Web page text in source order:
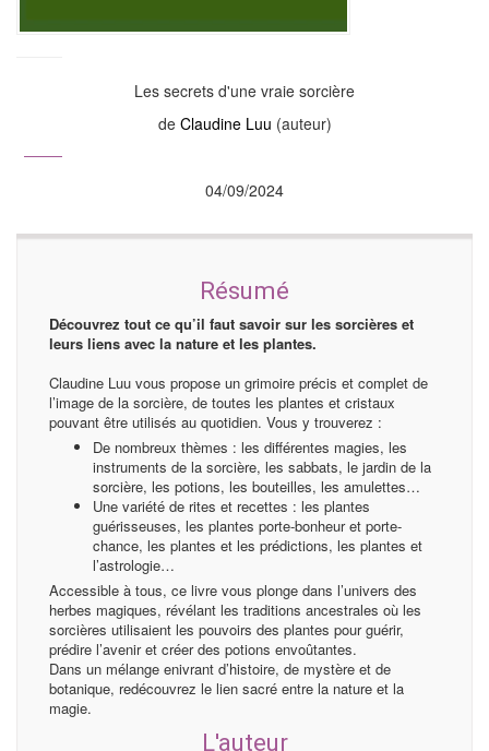
Les secrets d'une vraie sorcière
de Claudine Luu (auteur)
04/09/2024
Résumé
Découvrez tout ce qu’il faut savoir sur les sorcières et
leurs liens avec la nature et les plantes.
Claudine Luu vous propose un grimoire précis et complet de
l’image de la sorcière, de toutes les plantes et cristaux
pouvant être utilisés au quotidien. Vous y trouverez :
De nombreux thèmes : les différentes magies, les
instruments de la sorcière, les sabbats, le jardin de la
sorcière, les potions, les bouteilles, les amulettes…
Une variété de rites et recettes : les plantes
guérisseuses, les plantes porte-bonheur et porte-
chance, les plantes et les prédictions, les plantes et
l’astrologie…
Accessible à tous, ce livre vous plonge dans l’univers des
herbes magiques, révélant les traditions ancestrales où les
sorcières utilisaient les pouvoirs des plantes pour guérir,
prédire l’avenir et créer des potions envoûtantes.
Dans un mélange enivrant d’histoire, de mystère et de
botanique, redécouvrez le lien sacré entre la nature et la
magie.
L'auteur